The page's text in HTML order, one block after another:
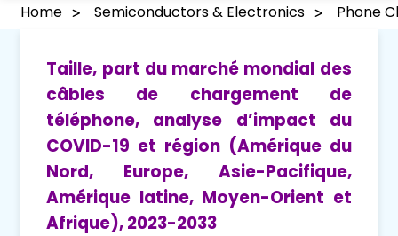
Home Semiconductors & Electronics Phone
Taille, part du marché mondial des
câbles de chargement de
téléphone, analyse d’impact du
COVID-19 et région (Amérique du
Nord, Europe, Asie-Pacifique,
Amérique latine, Moyen-Orient et
Afrique), 2023-2033